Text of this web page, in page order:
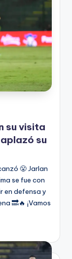
su visita
su
😤 Jarlan
se fue con
en defensa y
🔜🔥 ¡Vamos